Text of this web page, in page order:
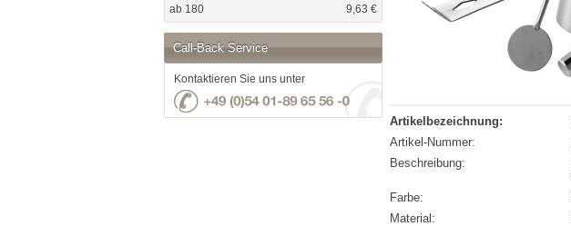
ab 180
9,63 €
Call-Back Service
Kontaktieren Sie uns unter
Artikelbezeichnung:
Artikel-Nummer:
Beschreibung:
Farbe:
Material: